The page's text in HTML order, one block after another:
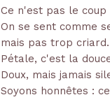
Ce n'est pas le
On se sent comme
mais pas trop
Pétale, c'est la
Doux, mais jamais
Soyons honnêtes :